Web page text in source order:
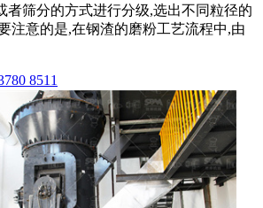
者筛分的方式进行分级,选出不同粒径的
注意的是,在钢渣的磨粉工艺流程中,由
8511